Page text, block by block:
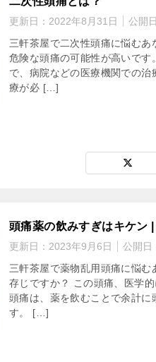
更新日： 2022年8月31日 公開
三軒茶屋で二次性頭痛に悩むあ
危険な頭痛の可能性が高いで
で、病院などの医療機関での
療が必 […]
頭痛薬の飲みすぎはキケン
更新日： 2023年9月6日 公開日
三軒茶屋で薬物乱用頭痛に悩
存じですか？ この頭痛、医学
頭痛は、薬を飲むことで余計
す。 […]